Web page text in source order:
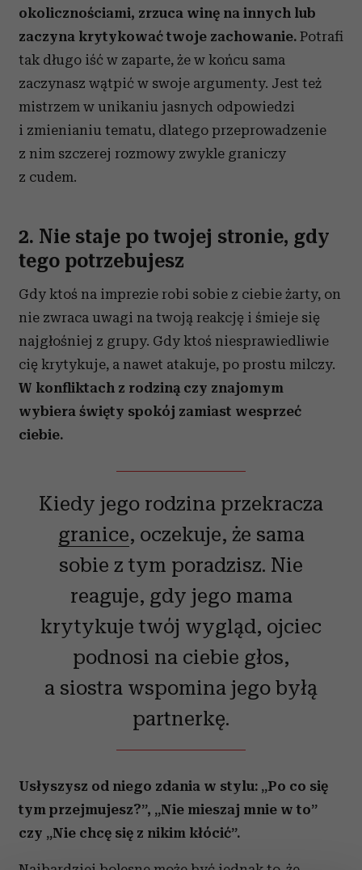
okolicznościami, zrzuca winę na innych lub
zaczyna krytykować twoje zachowanie. Potrafi
tak długo iść w zaparte, że w końcu sama
zaczynasz wątpić w swoje argumenty. Jest też
mistrzem w unikaniu jasnych odpowiedzi
i zmienianiu tematu, dlatego przeprowadzenie
z nim szczerej rozmowy zwykle graniczy
z cudem.
2. Nie staje po twojej stronie, gdy
tego potrzebujesz
Gdy ktoś na imprezie robi sobie z ciebie żarty, on
nie zwraca uwagi na twoją reakcję i śmieje się
najgłośniej z grupy. Gdy ktoś niesprawiedliwie
cię krytykuje, a nawet atakuje, po prostu milczy.
W konfliktach z rodziną czy znajomym
wybiera święty spokój zamiast wesprzeć
ciebie.
Kiedy jego rodzina przekracza
granice, oczekuje, że sama
sobie z tym poradzisz. Nie
reaguje, gdy jego mama
krytykuje twój wygląd, ojciec
podnosi na ciebie głos,
a siostra wspomina jego byłą
partnerkę.
Usłyszysz od niego zdania w stylu: „Po co się
tym przejmujesz?”, „Nie mieszaj mnie w to”
czy „Nie chcę się z nikim kłócić”.